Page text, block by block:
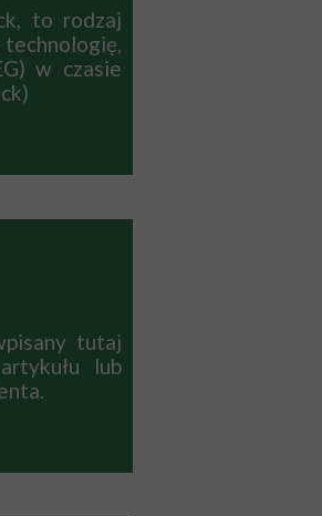
to rodzaj
w czasie
tutaj
lub